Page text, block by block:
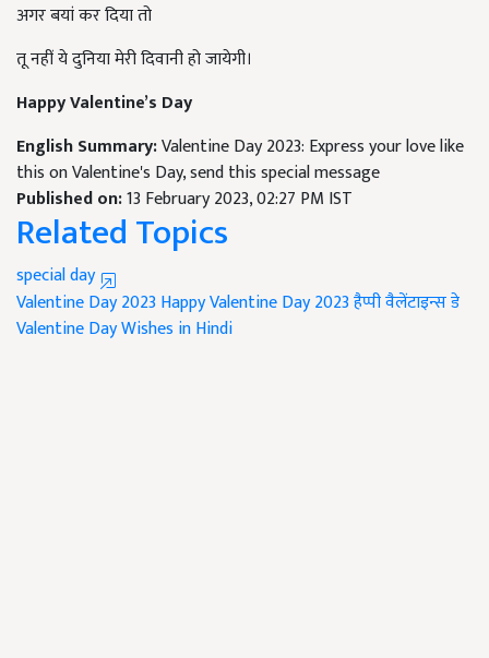
अगर बयां कर दिया तो
तू नहीं ये दुनिया मेरी दिवानी हो जायेगी।
Happy Valentine’s Day
English Summary:Valentine Day 2023: Express your love like
this on Valentine's Day, send this special message
Published on:13 February 2023, 02:27 PM IST
Related Topics
special day
Valentine Day 2023 Happy Valentine Day 2023हैप्पी वैलेंटाइन्स डे
Valentine Day Wishes in Hindi